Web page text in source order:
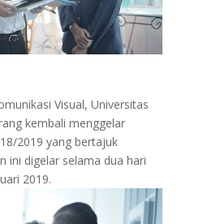
Visual, Universitas
kembali menggelar
2019 yang bertajuk
ini digelar selama dua hari
2019.